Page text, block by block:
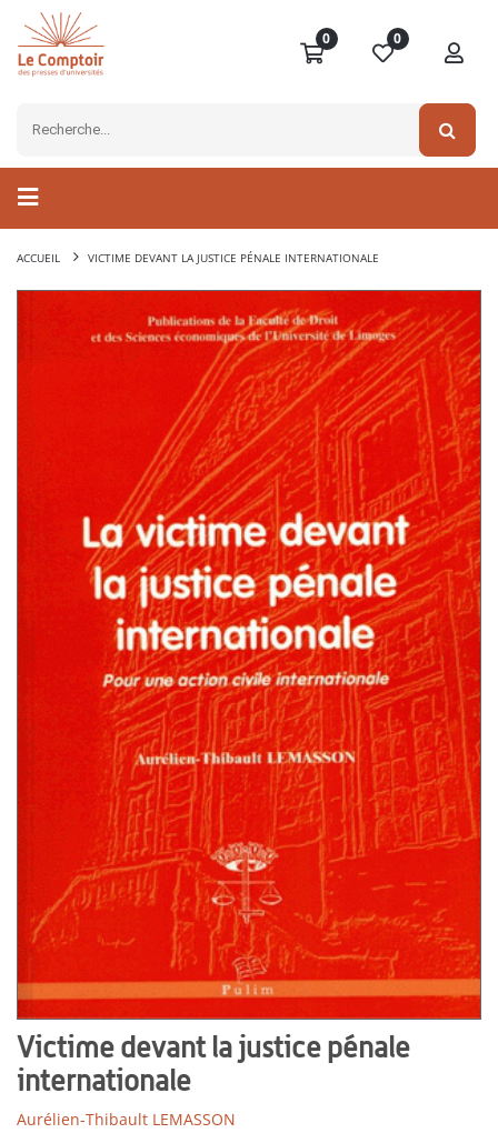
0 0
ACCUEIL VICTIME DEVANT LA JUSTICE PÉNALE INTERNATIONALE
Victime devant la justice pénale
internationale
Aurélien-Thibault LEMASSON